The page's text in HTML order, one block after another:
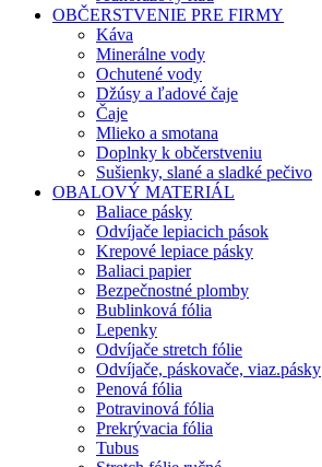
OBČERSTVENIE PRE FIRMY
Káva
Minerálne vody
Ochutené vody
Džúsy a ľadové čaje
Čaje
Mlieko a smotana
Doplnky k občerstveniu
Sušienky, slané a sladké pečivo
OBALOVÝ MATERIÁL
Baliace pásky
Odvíjače lepiacich pások
Krepové lepiace pásky
Baliaci papier
Bezpečnostné plomby
Bublinková fólia
Lepenky
Odvíjače stretch fólie
Odvíjače, páskovače, viaz.pásky
Penová fólia
Potravinová fólia
Prekrývacia fólia
Tubus